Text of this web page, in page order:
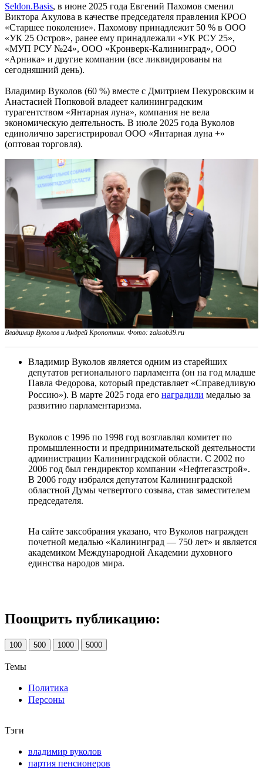
Seldon.Basis, в июне 2025 года Евгений Пахомов сменил
Виктора Акулова в качестве председателя правления КРОО
«Старшее поколение». Пахомову принадлежит 50 % в ООО
«УК 25 Остров», ранее ему принадлежали «УК РСУ 25»,
«МУП РСУ №24», ООО «Кронверк-Калининград», ООО
«Арника» и другие компании (все ликвидированы на
сегодняшний день).
Владимир Вуколов (60 %) вместе с Дмитрием Пекуровским и
Анастасией Попковой владеет калининградским
турагентством «Янтарная луна», компания не вела
экономическую деятельность. В июле 2025 года Вуколов
единолично зарегистрировал ООО «Янтарная луна +»
(оптовая торговля).
Владимир Вуколов и Андрей Кропоткин. Фото: zaksob39.ru
Владимир Вуколов является одним из старейших
депутатов регионального парламента (он на год младше
Павла Федорова, который представляет «Справедливую
Россию»). В марте 2025 года его наградили медалью за
развитию парламентаризма.
Вуколов с 1996 по 1998 год возглавлял комитет по
промышленности и предпринимательской деятельности
администрации Калининградской области. С 2002 по
2006 год был гендиректор компании «Нефтегазстрой».
В 2006 году избрался депутатом Калининградской
областной Думы четвертого созыва, став заместителем
председателя.
На сайте заксобрания указано, что Вуколов награжден
почетной медалью «Калининград — 750 лет» и является
академиком Международной Академии духовного
единства народов мира.
Поощрить публикацию:
100 500 1000 5000
Темы
Политика
Персоны
Тэги
владимир вуколов
партия пенсионеров